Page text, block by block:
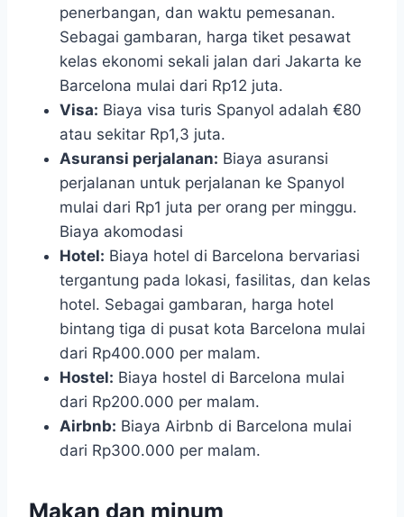
penerbangan, dan waktu pemesanan.
Sebagai gambaran, harga tiket pesawat
kelas ekonomi sekali jalan dari Jakarta ke
Barcelona mulai dari Rp12 juta.
Visa: Biaya visa turis Spanyol adalah €80
atau sekitar Rp1,3 juta.
Asuransi perjalanan: Biaya asuransi
perjalanan untuk perjalanan ke Spanyol
mulai dari Rp1 juta per orang per minggu.
Biaya akomodasi
Hotel: Biaya hotel di Barcelona bervariasi
tergantung pada lokasi, fasilitas, dan kelas
hotel. Sebagai gambaran, harga hotel
bintang tiga di pusat kota Barcelona mulai
dari Rp400.000 per malam.
Hostel: Biaya hostel di Barcelona mulai
dari Rp200.000 per malam.
Airbnb: Biaya Airbnb di Barcelona mulai
dari Rp300.000 per malam.
Makan dan minum